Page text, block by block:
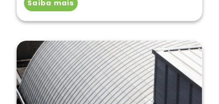
Saiba mais